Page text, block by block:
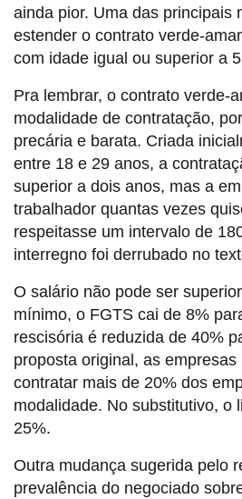
ainda pior. Uma das principais
estender o contrato verde-
com idade igual ou superior a
Pra lembrar, o contrato verde-
modalidade de contratação,
precária e barata. Criada
entre 18 e 29 anos, a
superior a dois anos, mas a
trabalhador quantas vezes
respeitasse um intervalo de
interregno foi derrubado no
O salário não pode ser
mínimo, o FGTS cai de 8%
rescisória é reduzida de 40%
proposta original, as empresas
contratar mais de 20% dos
modalidade. No substitutivo, o
25%.
Outra mudança sugerida pelo
prevalência do negociado